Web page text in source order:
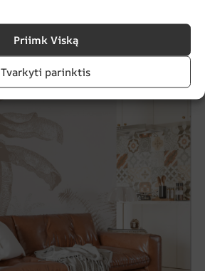
Priimk Viską
Tvarkyti parinktis